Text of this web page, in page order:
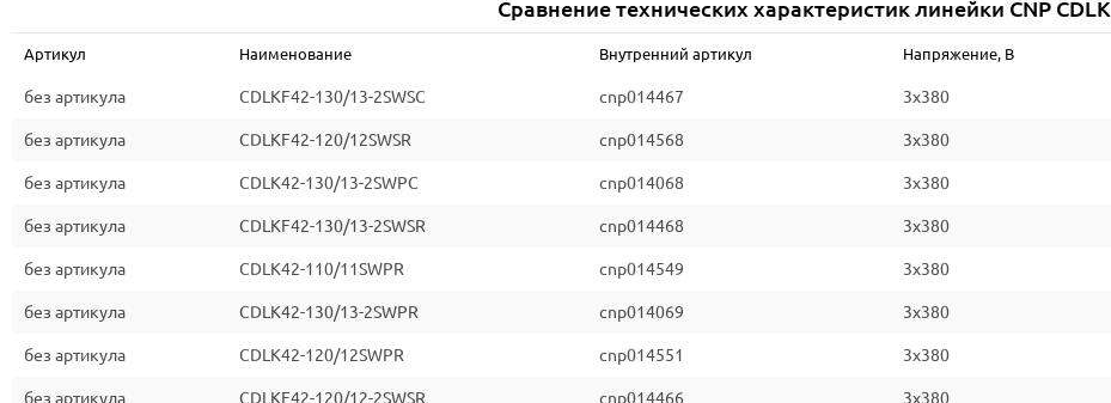
Сравнение технических характеристик линейки CNP CDLK
Артикул Наименование Внутренний артикул Напряжение, В
без артикула CDLKF42-130/13-2SWSC cnp014467 3x380
без артикула CDLKF42-120/12SWSR cnp014568 3x380
без артикула CDLK42-130/13-2SWPC cnp014068 3x380
без артикула CDLKF42-130/13-2SWSR cnp014468 3x380
без артикула CDLK42-110/11SWPR cnp014549 3x380
без артикула CDLK42-130/13-2SWPR cnp014069 3x380
без артикула CDLK42-120/12SWPR cnp014551 3x380
без артикула CDLKF42-120/12-2SWSR cnp014466 3x380